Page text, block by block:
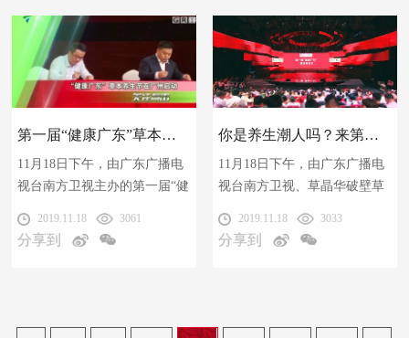
者们迅速“嗨爆”。
第一届“健康广东”草本养生节：不一样的养生节让年轻人“嗨起来”
11月18日下午，由广东广播电
视台南方卫视主办的第一届“健
启动。
2019.11.18 3061
分享到
你是养生潮人吗？来第一届“健康广东”草本养生节秀一秀
11月18日下午，由广东广播电
视台南方卫视、草晶华破壁草
东”草本养生节在广州正式启
2019.11.18 3033
分享到